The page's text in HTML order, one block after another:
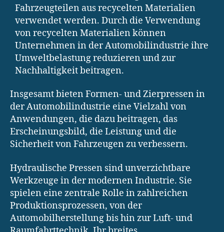
Fahrzeugteilen aus recycelten Materialien
verwendet werden. Durch die Verwendung
von recycelten Materialien können
Unternehmen in der Automobilindustrie ihre
Umweltbelastung reduzieren und zur
Nachhaltigkeit beitragen.
Insgesamt bieten Formen- und Zierpressen in
der Automobilindustrie eine Vielzahl von
Anwendungen, die dazu beitragen, das
Erscheinungsbild, die Leistung und die
Sicherheit von Fahrzeugen zu verbessern.
Hydraulische Pressen sind unverzichtbare
Werkzeuge in der modernen Industrie. Sie
spielen eine zentrale Rolle in zahlreichen
Produktionsprozessen, von der
Automobilherstellung bis hin zur Luft- und